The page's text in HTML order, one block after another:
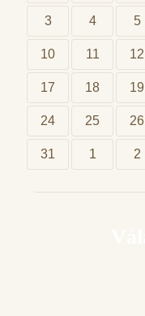
3 4 5
10 11 12
17 18 19
24 25 26
31 1 2